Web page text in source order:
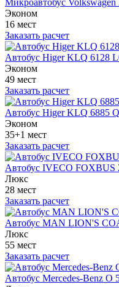
Эконом
16 мест
Заказать расчет
Автобус Higer KLQ 6128
Эконом
49 мест
Заказать расчет
Автобус Higer KLQ 6885 Q
Эконом
35+1 мест
Заказать расчет
Автобус IVECO FOXBUS
Люкс
28 мест
Заказать расчет
Автобус MAN LION'S
Люкс
55 мест
Заказать расчет
Автобус Mercedes-Benz O